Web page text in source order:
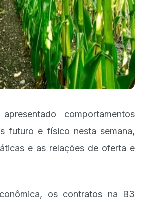
comportamentos
futuro e físico nesta semana,
e as relações de oferta e
os contratos na B3